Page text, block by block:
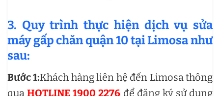
3. Quy trình thực hiện dịch vụ sửa
máy gấp chăn quận 10 tại Limosa như
sau:
Bước 1:Khách hàng liên hệ đến Limosa thông
quaHOTLINE 1900 2276 để đăng ký sử dụng